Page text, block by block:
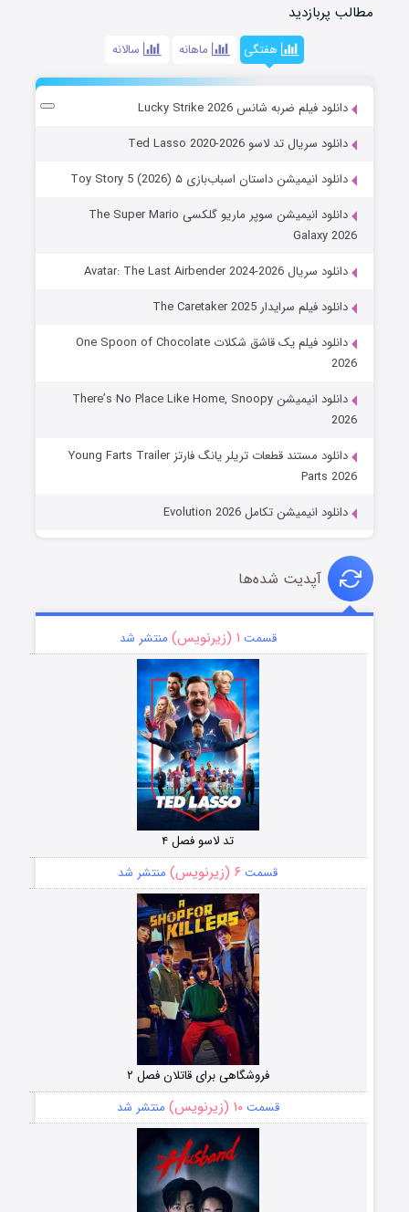
مطالب پربازدید
هفتگی ماهانه سالانه
دانلود فیلم ضربه شانس Lucky Strike 2026
دانلود سریال تد لاسو Ted Lasso 2020-2026
دانلود انیمیشن داستان اسباب‌بازی ۵ Toy Story 5 (2026)
دانلود انیمیشن سوپر ماریو گلکسی The Super Mario
Galaxy 2026
دانلود سریال Avatar: The Last Airbender 2024-2026
دانلود فیلم سرایدار The Caretaker 2025
دانلود فیلم یک قاشق شکلات One Spoon of Chocolate
2026
دانلود انیمیشن There’s No Place Like Home, Snoopy
2026
دانلود مستند قطعات تریلر یانگ فارتز Young Farts Trailer
Parts 2026
دانلود انیمیشن تکامل Evolution 2026
آپدیت شده‌ها
قسمت ۱ (زیرنویس) منتشر شد
تد لاسو فصل ۴
قسمت ۶ (زیرنویس) منتشر شد
فروشگاهی برای قاتلان فصل ۲
قسمت۱۰ (زیرنویس) منتشر شد